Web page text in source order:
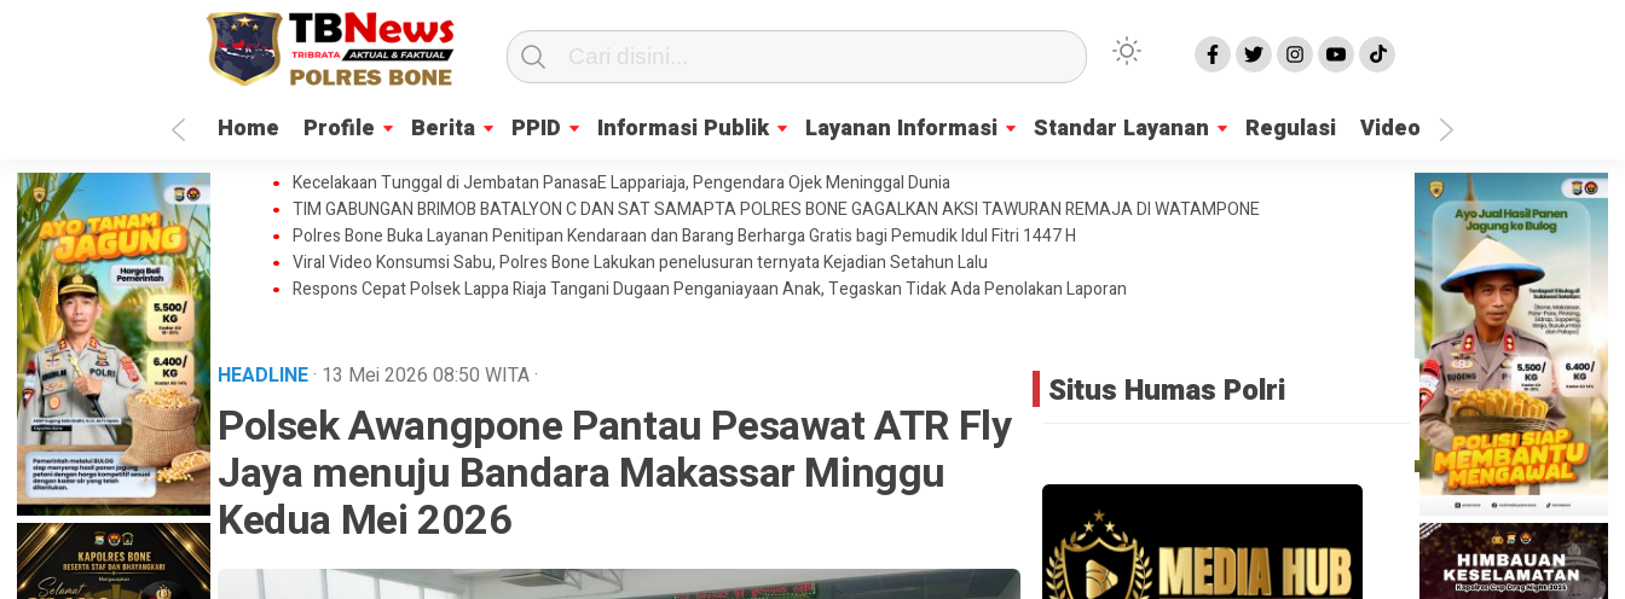
Home Profile Berita PPID Informasi Publik Layanan Informasi Standar Layanan Regulasi Video Lapor Gangguan
Kecelakaan Tunggal di Jembatan PanasaE Lappariaja, Pengendara Ojek Meninggal Dunia
TIM GABUNGAN BRIMOB BATALYON C DAN SAT SAMAPTA POLRES BONE GAGALKAN AKSI TAWURAN REMAJA DI WATAMPONE
Polres Bone Buka Layanan Penitipan Kendaraan dan Barang Berharga Gratis bagi Pemudik Idul Fitri 1447 H
Viral Video Konsumsi Sabu, Polres Bone Lakukan penelusuran ternyata Kejadian Setahun Lalu
Respons Cepat Polsek Lappa Riaja Tangani Dugaan Penganiayaan Anak, Tegaskan Tidak Ada Penolakan Laporan
HEADLINE· 13 Mei 2026 08:50 WITA·
Polsek Awangpone Pantau Pesawat ATR Fly
Jaya menuju Bandara Makassar Minggu
Kedua Mei 2026
Situs Humas Polri